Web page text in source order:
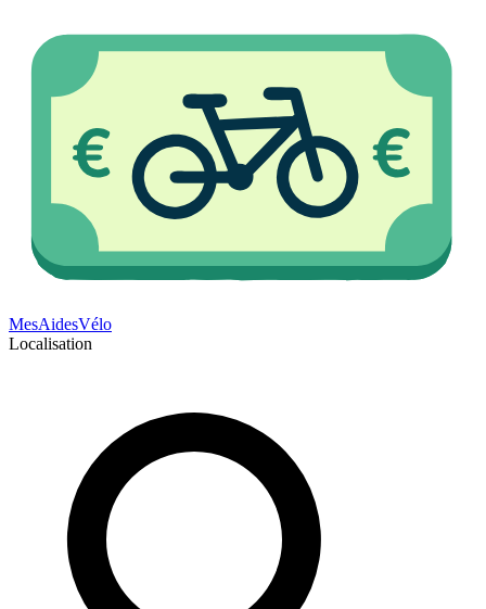
MesAidesVélo
Localisation